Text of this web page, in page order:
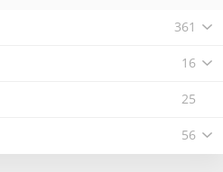
361
16
25
56